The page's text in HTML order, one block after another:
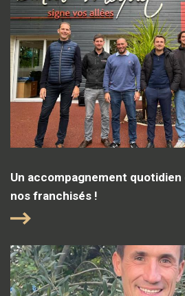
Un accompagnement
nos franchisés !